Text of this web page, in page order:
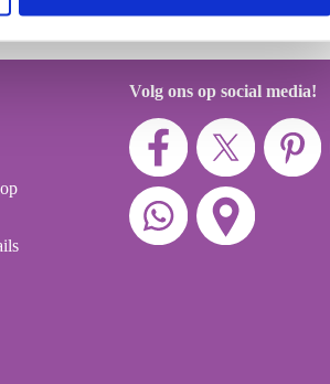
Volg ons op social media!